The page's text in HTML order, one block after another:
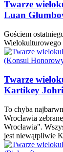
Twarze
Luan
Gościem
Wielokulturowego
Twarze
Kartikey
To chyba
Wrocławia
Wrocławia".
jest niewątpliwie